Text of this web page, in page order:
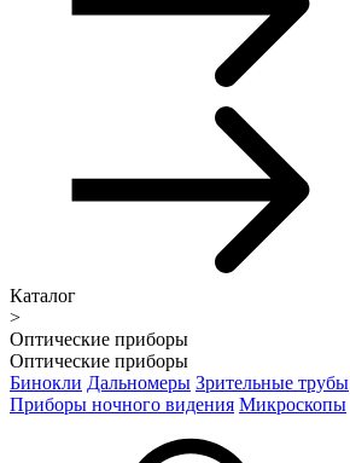
Каталог
>
Оптические приборы
Оптические приборы
Бинокли Дальномеры Зрительные трубы
Приборы ночного видения Микроскопы